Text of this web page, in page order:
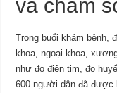
và chăm
Trong buổi khám bệnh,
khoa, ngoại khoa,
như đo điện tim, đo
600 người dân đã được